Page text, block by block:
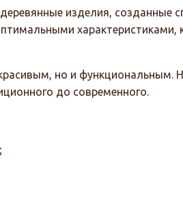
изделия, созданные
характеристиками,
но и функциональным.
до современного.